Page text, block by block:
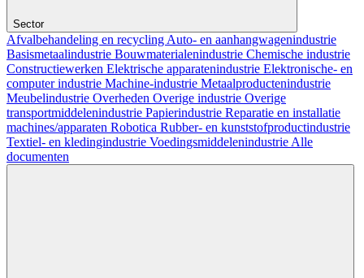
Sector
Afvalbehandeling en recyclingAuto- en aanhangwagenindustrie
Basismetaalindustrie Bouwmaterialenindustrie Chemische industrie
Constructiewerken Elektrische apparatenindustrie Elektronische- en
computer industrie Machine-industrie Metaalproductenindustrie
Meubelindustrie Overheden Overige industrie Overige
transportmiddelenindustrie Papierindustrie Reparatie en installatie
machines/apparaten Robotica Rubber- en kunststofproductindustrie
Textiel- en kledingindustrie VoedingsmiddelenindustrieAlle
documenten